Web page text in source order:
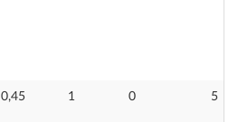
0,45 1 0 5